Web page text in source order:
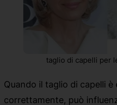
taglio di capelli per
Quando il taglio di capelli è
correttamente, può